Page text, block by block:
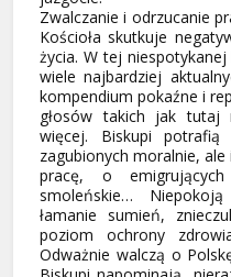
Zwalczanie i odrzucanie
Kościoła skutkuje
życia. W tej
wiele najbardziej
kompendium pokaźne i
głosów takich jak tutaj
więcej. Biskupi
zagubionych moralnie,
pracę, o
smoleńskie…
łamanie sumień,
poziom ochrony
Odważnie walczą o